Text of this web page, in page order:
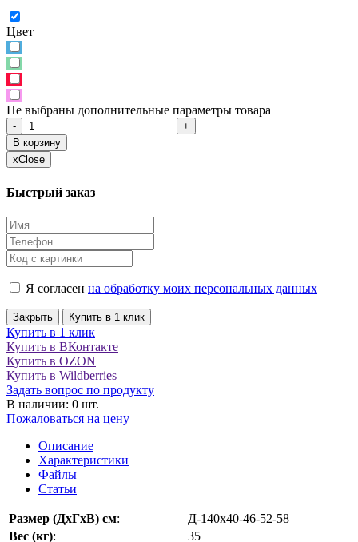
Цвет
Не выбраны дополнительные параметры товара
-
+
В корзину
xClose
Быстрый заказ
Я согласен на обработку моих персональных данных
Закрыть Купить в 1 клик
Купить в 1 клик
Купить в ВКонтакте
Купить в OZON
Купить в Wildberries
Задать вопрос по продукту
В наличии: 0 шт.
Пожаловаться на цену
Описание
Характеристики
Файлы
Статьи
Размер (ДхГхВ) см:
Д-140х40-46-52-58
Вес (кг):
35